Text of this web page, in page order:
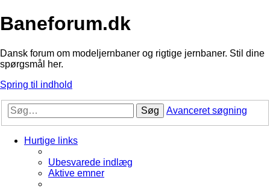
Baneforum.dk
Dansk forum om modeljernbaner og rigtige jernbaner. Stil dine
spørgsmål her.
Spring til indhold
Søg Avanceret søgning
Hurtige links
Ubesvarede indlæg
Aktive emner